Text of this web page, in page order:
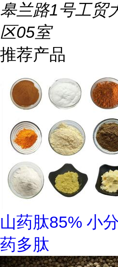
皋兰路1号工贸
区05室
推荐产品
山药肽85% 小
药多肽